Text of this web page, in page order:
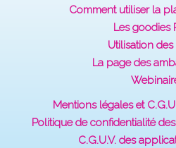
Comment utiliser la
Les goodies
Utilisation
La page des
Mentions légales et
Politique de confidentialité
C.G.U.V. des